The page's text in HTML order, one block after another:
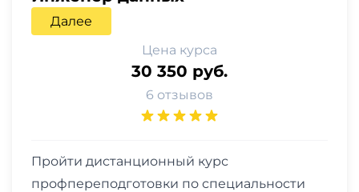
Далее
Цена курса
30 350 руб.
6 отзывов
Пройти дистанционный курс
профпереподготовки по специальности